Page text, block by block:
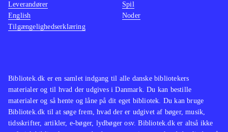
Bibliotek.dk er en samlet indgang til alle danske bibliotekers
materialer og til hvad der udgives i Danmark. Du kan bestille
materialer og så hente og låne på dit eget bibliotek. Du kan bruge
Bibliotek.dk til at søge frem, hvad der er udgivet af bøger, musik,
tidsskrifter, artikler, e-bøger, lydbøger osv. Bibliotek.dk er altså ikke
Leverandører
English
Tilgængelighedserklæring
Spil
Noder